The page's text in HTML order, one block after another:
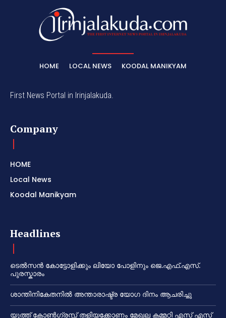
HOME LOCAL NEWS KOODAL MANIKYAM
First News Portal in Irinjalakuda.
Company
HOME
Local News
Koodal Manikyam
Headlines
ടെൽസൻ കോട്ടോളിക്കും ലിയോ പോളിനും ജെ.എഫ്.എസ്.
പുരസ്കാരം
ശാന്തിനികേതനിൽ അന്താരാഷ്ട്ര യോഗ ദിനം ആചരിച്ചു
യൂത്ത് കോൺഗ്രസ്സ് തളിയക്കോണം മേഖല കമ്മറ്റി എസ് എസ്